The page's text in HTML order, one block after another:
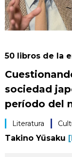
Sociedad
Vida
Guía de Japón
50 libros de la
sociedad
período del
Literatura
Takino Yūsaku